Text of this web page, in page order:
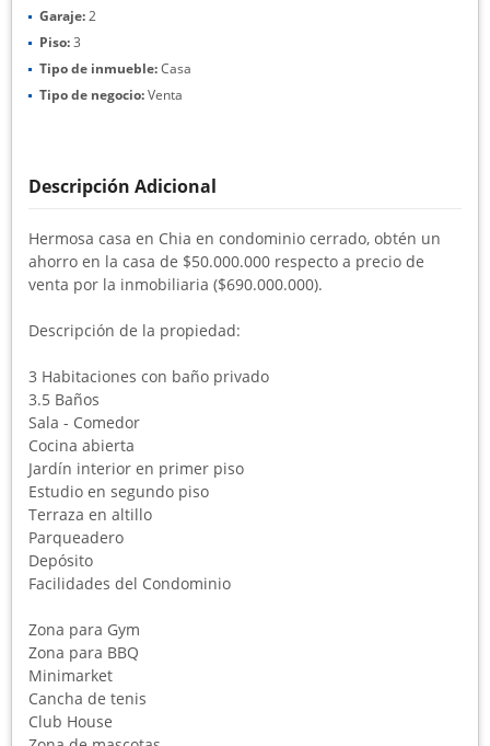
Garaje:2
Piso:3
Tipo de inmueble:Casa
Tipo de negocio:Venta
Descripción Adicional
Hermosa casa en Chia en condominio cerrado, obtén un
ahorro en la casa de $50.000.000 respecto a precio de
venta por la inmobiliaria ($690.000.000).
Descripción de la propiedad:
3 Habitaciones con baño privado
3.5 Baños
Sala - Comedor
Cocina abierta
Jardín interior en primer piso
Estudio en segundo piso
Terraza en altillo
Parqueadero
Depósito
Facilidades del Condominio
Zona para Gym
Zona para BBQ
Minimarket
Cancha de tenis
Club House